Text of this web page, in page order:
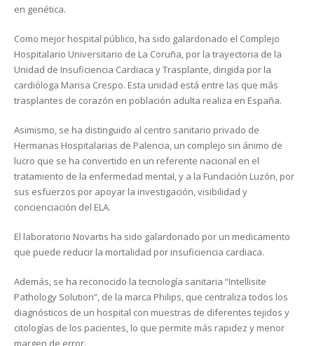
en genética.
Como mejor hospital público, ha sido galardonado el Complejo
Hospitalario Universitario de La Coruña, por la trayectoria de la
Unidad de Insuficiencia Cardiaca y Trasplante, dirigida por la
cardióloga Marisa Crespo. Esta unidad está entre las que más
trasplantes de corazón en población adulta realiza en España.
Asimismo, se ha distinguido al centro sanitario privado de
Hermanas Hospitalarias de Palencia, un complejo sin ánimo de
lucro que se ha convertido en un referente nacional en el
tratamiento de la enfermedad mental, y a la Fundación Luzón, por
sus esfuerzos por apoyar la investigación, visibilidad y
concienciación del ELA.
El laboratorio Novartis ha sido galardonado por un medicamento
que puede reducir la mortalidad por insuficiencia cardiaca.
Además, se ha reconocido la tecnología sanitaria “Intellisite
Pathology Solution”, de la marca Philips, que centraliza todos los
diagnósticos de un hospital con muestras de diferentes tejidos y
citologías de los pacientes, lo que permite más rapidez y menor
margen de error.